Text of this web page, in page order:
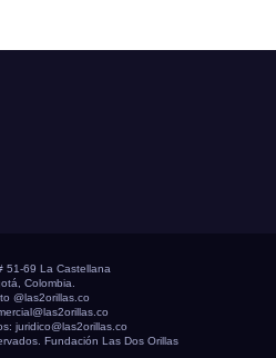
51-69 La Castellana
Colombia.
@las2orillas.co
juridico@las2orillas.co
Fundación Las Dos Orillas